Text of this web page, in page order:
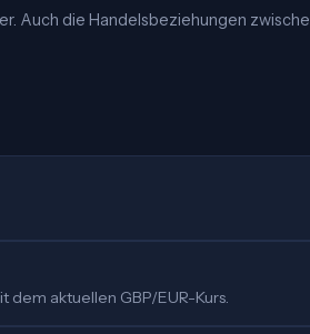
Auch die Handelsbeziehungen
dem aktuellen GBP/EUR-Kurs.